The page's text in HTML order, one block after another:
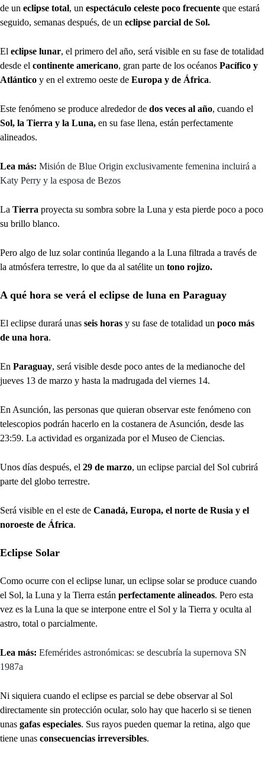
de un eclipse total, un espectáculo celeste poco frecuente que estará
seguido, semanas después, de un eclipse parcial de Sol.
El eclipse lunar, el primero del año, será visible en su fase de totalidad
desde el continente americano, gran parte de los océanos Pacífico y
Atlántico y en el extremo oeste de Europa y de África.
Este fenómeno se produce alrededor de dos veces al año, cuando el
Sol, la Tierra y la Luna, en su fase llena, están perfectamente
alineados.
Lea más: Misión de Blue Origin exclusivamente femenina incluirá a
Katy Perry y la esposa de Bezos
La Tierra proyecta su sombra sobre la Luna y esta pierde poco a poco
su brillo blanco.
Pero algo de luz solar continúa llegando a la Luna filtrada a través de
la atmósfera terrestre, lo que da al satélite un tono rojizo.
A qué hora se verá el eclipse de luna en Paraguay
El eclipse durará unas seis horas y su fase de totalidad un poco más
de una hora.
En Paraguay, será visible desde poco antes de la medianoche del
jueves 13 de marzo y hasta la madrugada del viernes 14.
En Asunción, las personas que quieran observar este fenómeno con
telescopios podrán hacerlo en la costanera de Asunción, desde las
23:59. La actividad es organizada por el Museo de Ciencias.
Unos días después, el 29 de marzo, un eclipse parcial del Sol cubrirá
parte del globo terrestre.
Será visible en el este de Canadá, Europa, el norte de Rusia y el
noroeste de África.
Eclipse Solar
Como ocurre con el eclipse lunar, un eclipse solar se produce cuando
el Sol, la Luna y la Tierra están perfectamente alineados. Pero esta
vez es la Luna la que se interpone entre el Sol y la Tierra y oculta al
astro, total o parcialmente.
Lea más: Efemérides astronómicas: se descubría la supernova SN
1987a
Ni siquiera cuando el eclipse es parcial se debe observar al Sol
directamente sin protección ocular, solo hay que hacerlo si se tienen
unas gafas especiales. Sus rayos pueden quemar la retina, algo que
tiene unas consecuencias irreversibles.